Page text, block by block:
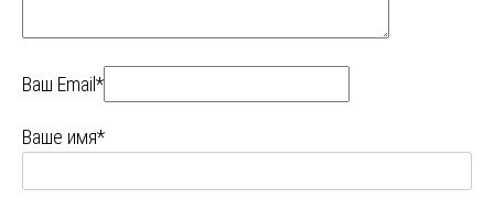
Ваш Email*
Ваше имя*